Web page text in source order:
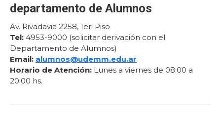
departamento de Alumnos
Av. Rivadavia 2258, 1er. Piso
Tel: 4953-9000 (solicitar derivación con el
Departamento de Alumnos)
Email: alumnos@udemm.edu.ar
Horario de Atención: Lunes a viernes de 08:00 a
20:00 hs.